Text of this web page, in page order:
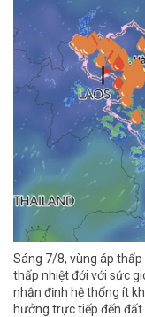
Sáng 7/8, vùng áp
thấp nhiệt đới với sức
nhận định hệ thống ít
hưởng trực tiếp đến